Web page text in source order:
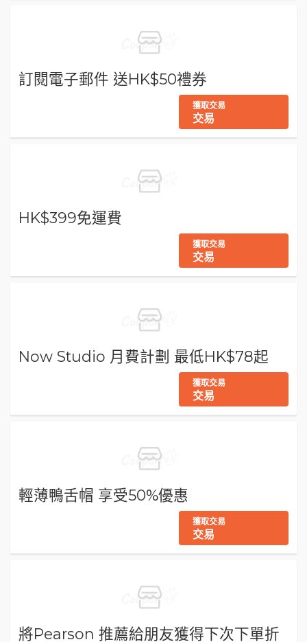
訂閱電子郵件 送HK$50禮券
獲取交易
交易
HK$399免運費
獲取交易
交易
Now Studio 月費計劃 最低HK$78起
獲取交易
交易
輕薄鴨舌帽 享受50%優惠
獲取交易
交易
將Pearson 推薦給朋友獲得下次下單折